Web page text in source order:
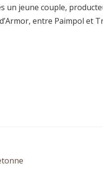
un jeune couple,
entre Paimpol et